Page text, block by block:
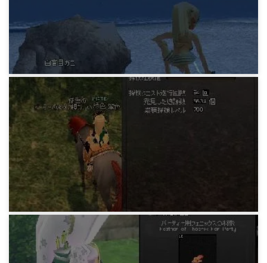
マビノギ小技データ
80マスカバンの復活
マビノギ小技データ